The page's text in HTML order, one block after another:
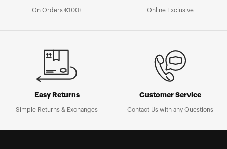
On Orders €100+ Online Exclusive
Easy Returns
Simple Returns & Exchanges
Customer Service
Contact Us with any Questions